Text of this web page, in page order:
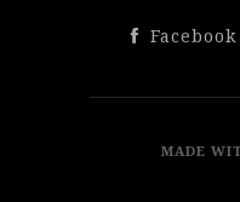
Facebook
MADE